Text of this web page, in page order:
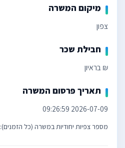
מיקום המשרה
צפון
חבילת שכר
₪ בראיון
תאריך פרסום המשרה
2026-07-09 09:26:59
מספר צפיות יחודיות במשרה (כל הזמנים): 2